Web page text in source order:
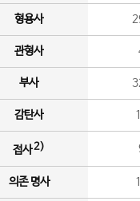
형용사
관형사
부사
감탄사
접사2)
의존 명사